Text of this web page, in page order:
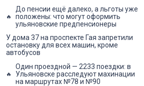
До пенсии ещё далеко, а льготы уже
положены: что могут оформить
ульяновские предпенсионеры
У дома 37 на проспекте Гая запретили
остановку для всех машин, кроме
автобусов
Один проездной — 2233 поездки: в
Ульяновске расследуют махинации
на маршрутах №78 и №90